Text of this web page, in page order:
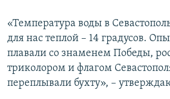
«Температура воды в
для нас теплой – 14 градусов.
плавали со знаменем Победы,
триколором и флагом
переплывали бухту», –